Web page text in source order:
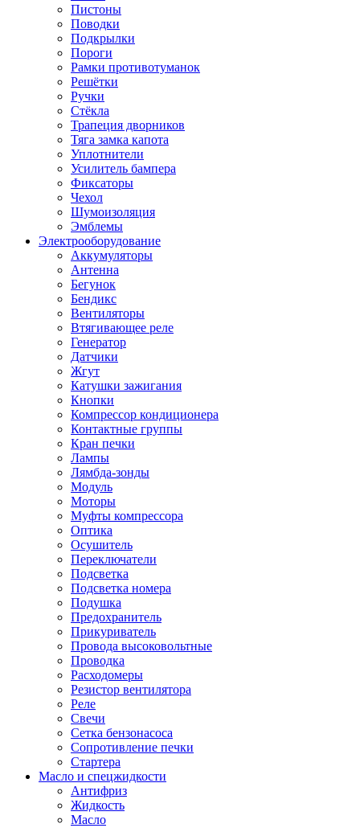
Пистоны
Поводки
Подкрылки
Пороги
Рамки противотуманок
Решётки
Ручки
Стёкла
Трапеция дворников
Тяга замка капота
Уплотнители
Усилитель бампера
Фиксаторы
Чехол
Шумоизоляция
Эмблемы
Электрооборудование
Аккумуляторы
Антенна
Бегунок
Бендикс
Вентиляторы
Втягивающее реле
Генератор
Датчики
Жгут
Катушки зажигания
Кнопки
Компрессор кондиционера
Контактные группы
Кран печки
Лампы
Лямбда-зонды
Модуль
Моторы
Муфты компрессора
Оптика
Осушитель
Переключатели
Подсветка
Подсветка номера
Подушка
Предохранитель
Прикуриватель
Провода высоковольтные
Проводка
Расходомеры
Резистор вентилятора
Реле
Свечи
Сетка бензонасоса
Сопротивление печки
Стартера
Масло и спецжидкости
Антифриз
Жидкость
Масло